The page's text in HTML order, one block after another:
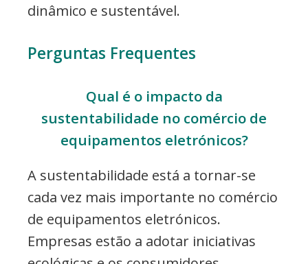
dinâmico e sustentável.
Perguntas Frequentes
Qual é o impacto da
sustentabilidade no comércio de
equipamentos eletrónicos?
A sustentabilidade está a tornar-se
cada vez mais importante no comércio
de equipamentos eletrónicos.
Empresas estão a adotar iniciativas